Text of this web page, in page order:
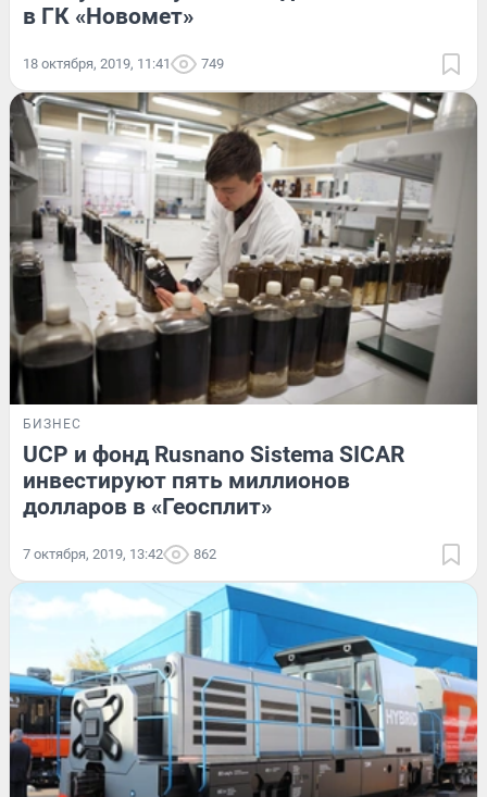
в ГК «Новомет»
18 октября, 2019, 11:41 749
БИЗНЕС
UCP и фонд Rusnano Sistema SICAR
инвестируют пять миллионов
долларов в «Геосплит»
7 октября, 2019, 13:42 862